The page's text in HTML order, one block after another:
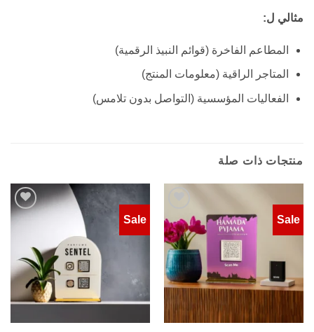
مثالي ل:
المطاعم الفاخرة (قوائم النبيذ الرقمية)
المتاجر الراقية (معلومات المنتج)
الفعاليات المؤسسية (التواصل بدون تلامس)
منتجات ذات صلة
Sale
Add to
wishlist
Sale
Add to